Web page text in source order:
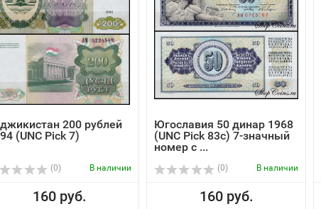
200 рублей
(UNC Pick 7)
(0) В наличии
160 руб.
Югославия 50 динар 1968
(UNC Pick 83c) 7-значный
номер с ...
(0) В наличии
160 руб.